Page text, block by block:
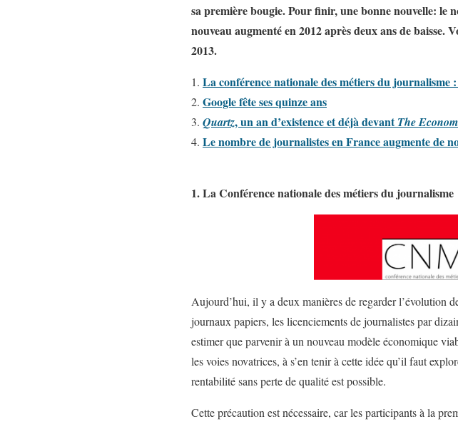
sa première bougie. Pour finir, une bonne nouvelle: le
nouveau augmenté en 2012 après deux ans de
2013.
La conférence nationale des métiers du journalisme
Google fête ses quinze ans
Quartz, un an d’existence et déjà devantThe
Le nombre de journalistes en France augmente de
1. La Conférence nationale des métiers du journalisme
Aujourd’hui, il y a deux manières de regarder l’évolution
journaux papiers, les licenciements de journalistes par
estimer que parvenir à un nouveau modèle économique
les voies novatrices, à s’en tenir à cette idée qu’il faut
rentabilité sans perte de qualité est possible.
Cette précaution est nécessaire, car les participants à la